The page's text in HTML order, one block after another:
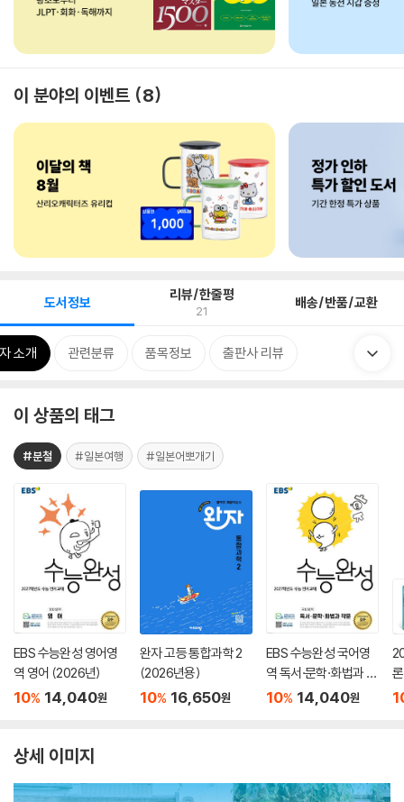
이 분야의 이벤트 8
도서정보 리뷰/한줄평
21 배송/반품/교환
소개 관련분류 품목정보 출판사 리뷰
이 상품의 태그
#분철 #일본여행 #일본어뽀개기
EBS 수능완성 영어영
역 영어 (2026년)
10% 14,040원
완자 고등 통합과학 2
(2026년용)
10% 16,650원
EBS 수능완성 국어영
역 독서·문학·화법과 작
문 (2026년)
10% 14,040원
(
상세 이미지